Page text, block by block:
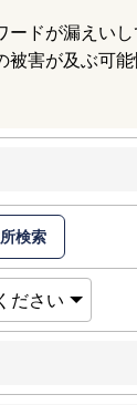
ードが漏えい
被害が及ぶ可